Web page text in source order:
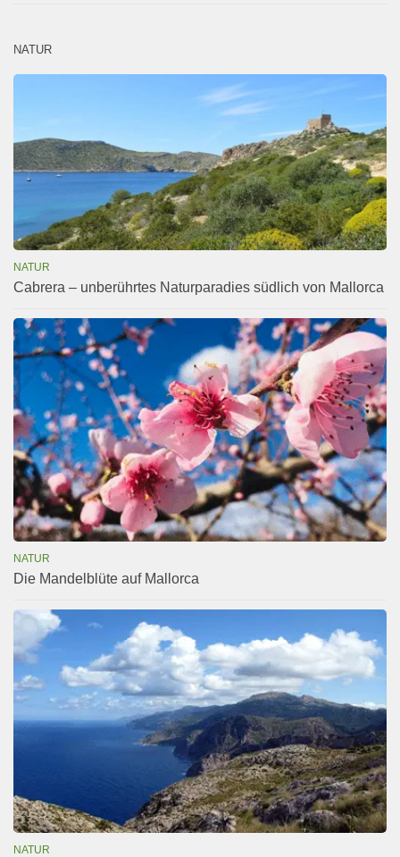
NATUR
NATUR
Cabrera – unberührtes Naturparadies südlich von Mallorca
NATUR
Die Mandelblüte auf Mallorca
NATUR